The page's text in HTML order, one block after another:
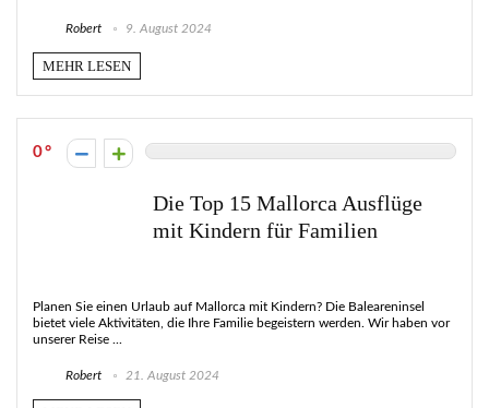
Robert 9. August 2024
MEHR LESEN
0
Die Top 15 Mallorca Ausflüge
mit Kindern für Familien
Planen Sie einen Urlaub auf Mallorca mit Kindern? Die Baleareninsel
bietet viele Aktivitäten, die Ihre Familie begeistern werden. Wir haben vor
unserer Reise ...
Robert 21. August 2024